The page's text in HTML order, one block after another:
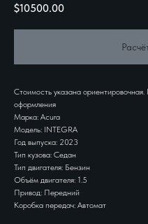
$10500.00
Стоимость указана
оформления
Марка: Acura
Модель: INTEGRA
Год выпуска: 2023
Тип кузова: Седан
Тип двигателя: Бензин
Объём двигателя: 1.5
Привод: Передний
Коробка передач: Автомат